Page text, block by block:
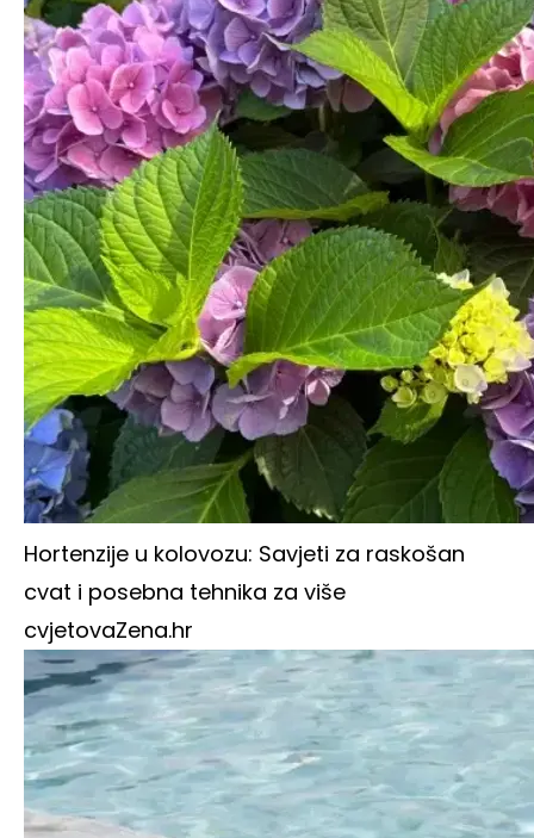
Hortenzije u kolovozu: Savjeti za raskošan
cvat i posebna tehnika za više
cvjetovaZena.hr